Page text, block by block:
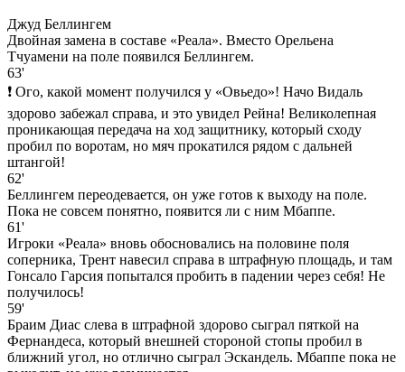
Джуд Беллингем
Двойная замена в составе «Реала». Вместо Орельена
Тчуамени на поле появился Беллингем.
63'
❗ Ого, какой момент получился у «Овьедо»! Начо Видаль
здорово забежал справа, и это увидел Рейна! Великолепная
проникающая передача на ход защитнику, который сходу
пробил по воротам, но мяч прокатился рядом с дальней
штангой!
62'
Беллингем переодевается, он уже готов к выходу на поле.
Пока не совсем понятно, появится ли с ним Мбаппе.
61'
Игроки «Реала» вновь обосновались на половине поля
соперника, Трент навесил справа в штрафную площадь, и там
Гонсало Гарсия попытался пробить в падении через себя! Не
получилось!
59'
Браим Диас слева в штрафной здорово сыграл пяткой на
Фернандеса, который внешней стороной стопы пробил в
ближний угол, но отлично сыграл Эскандель. Мбаппе пока не